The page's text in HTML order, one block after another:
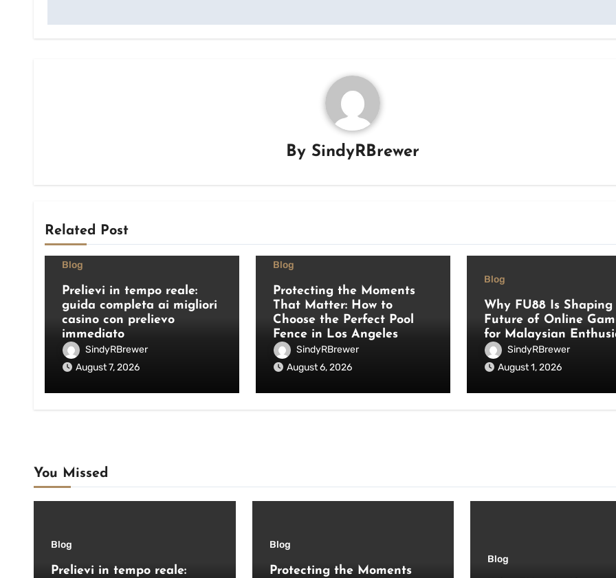
By SindyRBrewer
Related Post
Blog
Prelievi in tempo reale:
guida completa ai migliori
casino con prelievo
immediato
SindyRBrewer
August 7, 2026
Blog
Protecting the Moments
That Matter: How to
Choose the Perfect Pool
Fence in Los Angeles
SindyRBrewer
August 6, 2026
Blog
Why FU88 Is
Future of Online
for Malaysian
SindyRBrewer
August 1, 2026
You Missed
Blog
Prelievi in tempo reale:
Blog
Protecting the Moments
Blog